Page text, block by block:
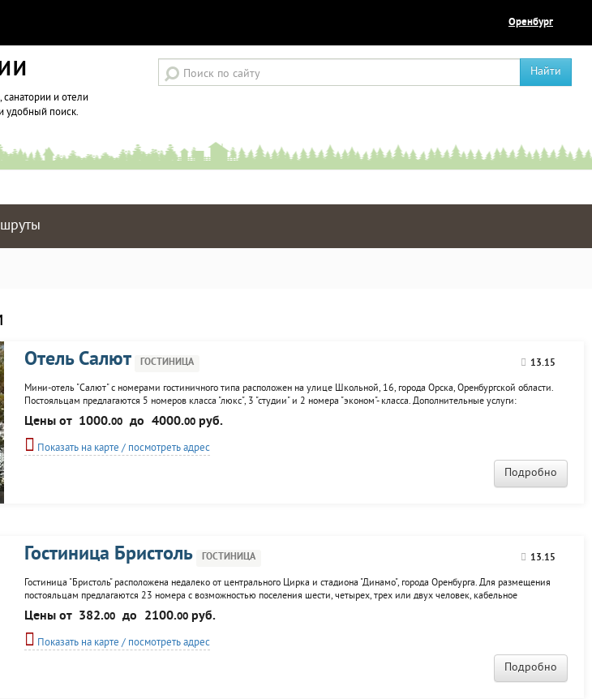
Оренбург
и отели
удобный поиск.
Найти
13.15
Отель Салют ГОСТИНИЦА
Мини-отель "Салют" с номерами гостиничного типа расположен на улице Школьной, 16, города Орска, Оренбургской области.
Постояльцам предлагаются 5 номеров класса "люкс", 3 "студии" и 2 номера "эконом"- класса. Дополнительные услуги:
комплексное питание в кафе гостиницы, Wi-Fi и проводной гостевой интернет, спутниковое TV, пользование офисной
техникой...
Цены от 1000.00 до 4000.00руб.
Показать на карте / посмотреть адрес
Подробно
13.15
Гостиница Бристоль ГОСТИНИЦА
Гостиница "Бристоль" расположена недалеко от центрального Цирка и стадиона "Динамо", города Оренбурга. Для размещения
постояльцам предлагаются 23 номера с возможностью поселения шести, четырех, трех или двух человек, кабельное
телевидение, холодильник и удобства в каждом номере. Номера "люкс" и "люкс-студия" с кондиционером. Бар. Автопарковка.
Цены от 382.00 до 2100.00руб.
Показать на карте / посмотреть адрес
Подробно